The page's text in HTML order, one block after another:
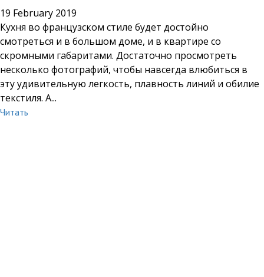
19 February 2019
Кухня во французском стиле будет достойно
смотреться и в большом доме, и в квартире со
скромными габаритами. Достаточно просмотреть
несколько фотографий, чтобы навсегда влюбиться в
эту удивительную легкость, плавность линий и обилие
текстиля. А...
Читать